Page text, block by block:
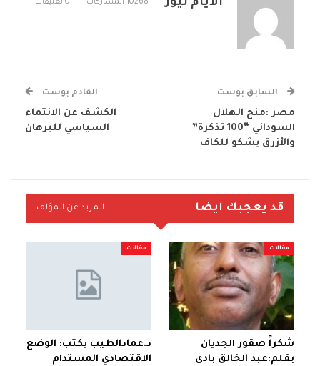
الايام نيوز 10268 المشاركات 0 تعليقات
السابق بوست
مصر :منح الهلال
السوداني “100 تذكرة”
والأزرق يشكو للكاف
القادم بوست
الكشف عن الانتماء
السياسي للبرهان
قد يعجبك ايضا المزيد عن المؤلف
مقالات
شكراً صقور الجديان
بقلم:عبد الخالق بادى
مقالات
د.عمادالطيب يكتب: الوضع
الاقتصادي المستدام